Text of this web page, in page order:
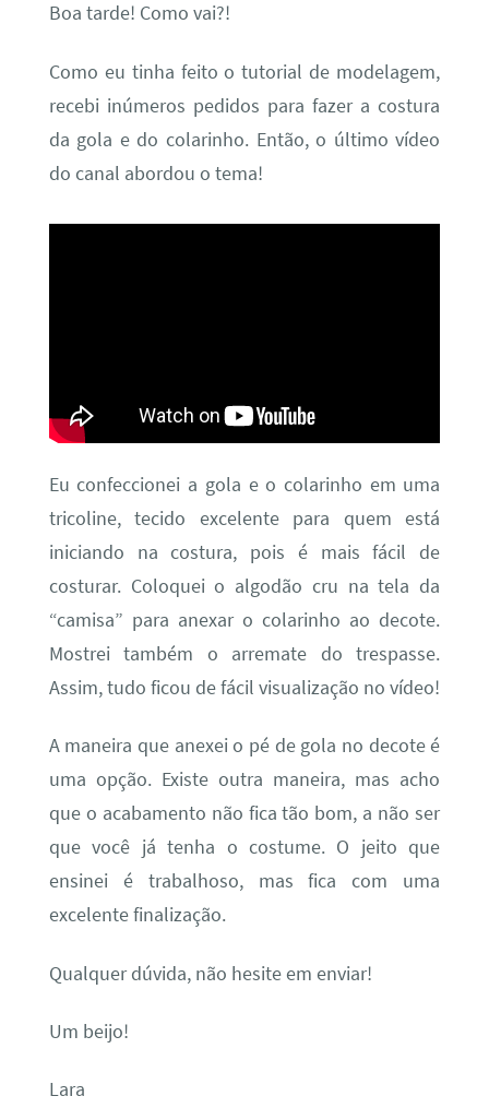
Boa tarde! Como vai?!
Como eu tinha feito o tutorial de modelagem,
recebi inúmeros pedidos para fazer a costura
da gola e do colarinho. Então, o último vídeo
do canal abordou o tema!
Eu confeccionei a gola e o colarinho em uma
tricoline, tecido excelente para quem está
iniciando na costura, pois é mais fácil de
costurar. Coloquei o algodão cru na tela da
“camisa” para anexar o colarinho ao decote.
Mostrei também o arremate do trespasse.
Assim, tudo ficou de fácil visualização no vídeo!
A maneira que anexei o pé de gola no decote é
uma opção. Existe outra maneira, mas acho
que o acabamento não fica tão bom, a não ser
que você já tenha o costume. O jeito que
ensinei é trabalhoso, mas fica com uma
excelente finalização.
Qualquer dúvida, não hesite em enviar!
Um beijo!
Lara